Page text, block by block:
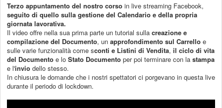
Terzo appuntamento del nostro corso in live streaming Facebook,
seguito di quello sulla gestione del Calendario e della propria
giornata lavorativa.
Il video offre nella sua prima parte un tutorial sulla creazione e
compilazione del Documento, un approfondimento sul Carrello e
sulle varie funzionalità come sconti e Listini di Vendita, il ciclo di vita
del Documento e lo Stato Documento per poi terminare con la stampa
e l'invio dello stesso.
In chiusura le domande che i nostri spettatori ci porgevano in questa live
durante il periodo di lockdown.